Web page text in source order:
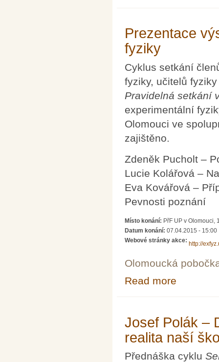
Prezentace
fyziky
Cyklus setkání
fyziky, učitelů
Pravidelná setkání
experimentální
Olomouci ve
zajištěno.
Zdeněk Pucholt –
Lucie Kolářová –
Eva Kovářová –
Pevnosti poznání
Místo konání: PřF UP v Olomouci,
Datum konání: 07.04.2015 - 15:00
Webové stránky akce:
http://
Olomoucká
Read more
Josef Polák –
realita naší
Přednáška cyklu